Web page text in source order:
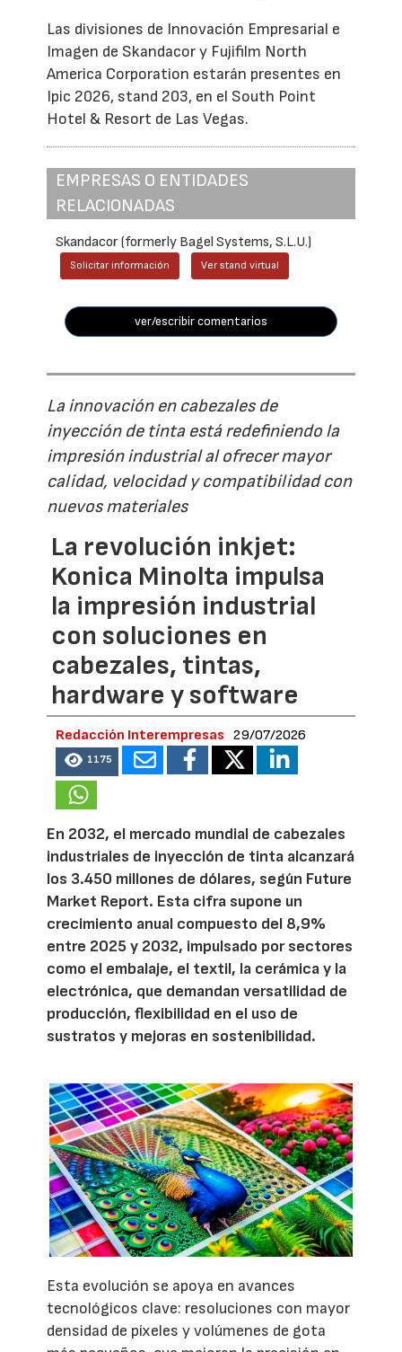
Las divisiones de Innovación Empresarial e
Imagen de Skandacor y Fujifilm North
America Corporation estarán presentes en
Ipic 2026, stand 203, en el South Point
Hotel & Resort de Las Vegas.
EMPRESAS O ENTIDADES
RELACIONADAS
Skandacor (formerly Bagel Systems, S.L.U.)
Solicitar información Ver stand virtual
ver/escribir comentarios
La innovación en cabezales de
inyección de tinta está redefiniendo la
impresión industrial al ofrecer mayor
calidad, velocidad y compatibilidad con
nuevos materiales
La revolución inkjet:
Konica Minolta impulsa
la impresión industrial
con soluciones en
cabezales, tintas,
hardware y software
Redacción Interempresas 29/07/2026
1175
En 2032, el mercado mundial de cabezales
industriales de inyección de tinta alcanzará
los 3.450 millones de dólares, según Future
Market Report. Esta cifra supone un
crecimiento anual compuesto del 8,9%
entre 2025 y 2032, impulsado por sectores
como el embalaje, el textil, la cerámica y la
electrónica, que demandan versatilidad de
producción, flexibilidad en el uso de
sustratos y mejoras en sostenibilidad.
Esta evolución se apoya en avances
tecnológicos clave: resoluciones con mayor
densidad de píxeles y volúmenes de gota